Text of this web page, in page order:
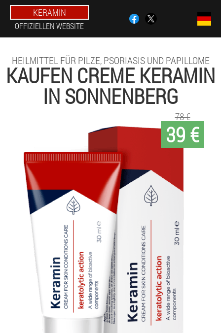
KERAMIN
OFFIZIELLEN WEBSITE
HEILMITTEL FÜR PILZE, PSORIASIS UND PAPILLOME
KAUFEN CREME KERAMIN
IN SONNENBERG
39 €
78 €